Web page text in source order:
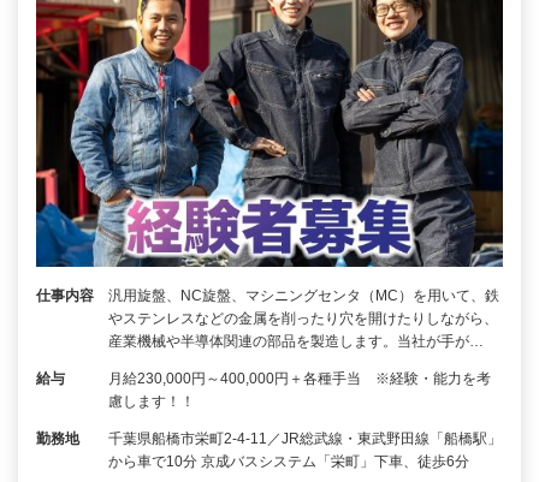
仕事内容
汎用旋盤、NC旋盤、マシニングセンタ（MC）を用いて、鉄
やステンレスなどの金属を削ったり穴を開けたりしながら、
産業機械や半導体関連の部品を製造します。当社が手が…
給与
月給230,000円～400,000円＋各種手当 ※経験・能力を考
慮します！！
勤務地
千葉県船橋市栄町2-4-11／JR総武線・東武野田線「船橋駅」
から車で10分 京成バスシステム「栄町」下車、徒歩6分